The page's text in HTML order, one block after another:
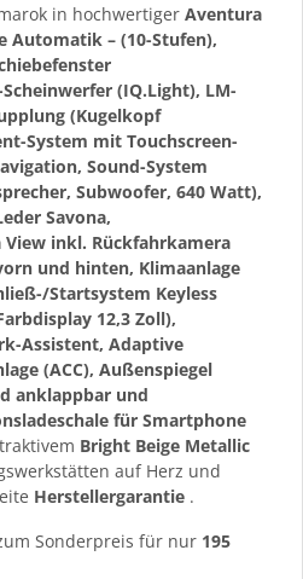
in hochwertiger Aventura
Automatik – (10-Stufen),
(IQ.Light), LM-
(Kugelkopf
System mit Touchscreen-
Sound-System
Subwoofer, 640 Watt),
Savona,
View inkl. Rückfahrkamera
und hinten, Klimaanlage
Startsystem Keyless
12,3 Zoll),
Assistent, Adaptive
(ACC), Außenspiegel
anklappbar und
für Smartphone
Bright Beige Metallic
auf Herz und
Herstellergarantie .
Sonderpreis für nur 195